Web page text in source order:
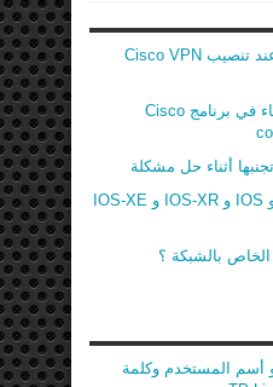
حل مشكلة error 27850 عند تنصيب Cisco VPN
حل مشكلة الشاشة البيضاء في برنامج Cisco
أثناء حل مشكلة
مقارنة بين أنظمة سيسكو IOS و IOS-XR و IOS-XE
بالشبكة ؟
أسم المستخدم وكلمة